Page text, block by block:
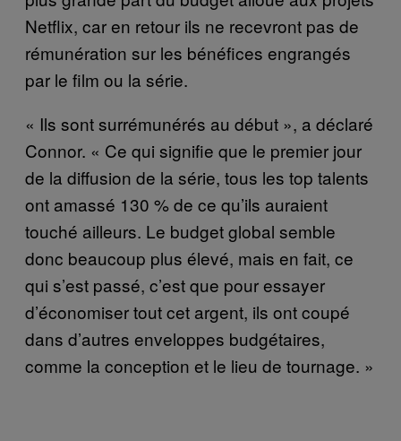
Netflix, car en retour ils ne recevront pas de
rémunération sur les bénéfices engrangés
par le film ou la série.
« Ils sont surrémunérés au début », a déclaré
Connor. « Ce qui signifie que le premier jour
de la diffusion de la série, tous les top talents
ont amassé 130 % de ce qu’ils auraient
touché ailleurs. Le budget global semble
donc beaucoup plus élevé, mais en fait, ce
qui s’est passé, c’est que pour essayer
d’économiser tout cet argent, ils ont coupé
dans d’autres enveloppes budgétaires,
comme la conception et le lieu de tournage. »